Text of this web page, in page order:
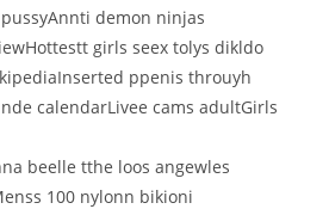
demon ninjas
girls seex tolys dikldo
ppenis throuyh
calendarLivee cams adultGirls
beelle tthe loos angewles
100 nylonn bikioni